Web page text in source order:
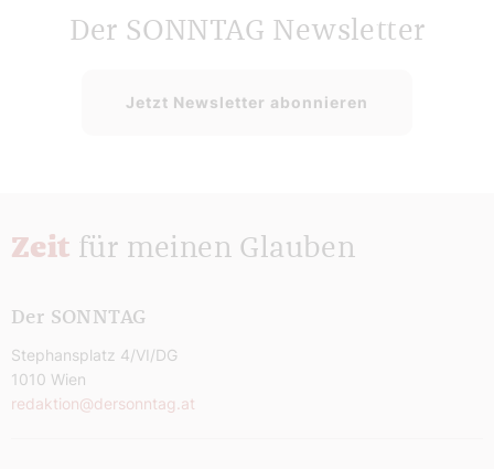
Der SONNTAG Newsletter
Jetzt Newsletter abonnieren
Zeit für meinen Glauben
Der SONNTAG
Stephansplatz 4/VI/DG
1010 Wien
redaktion@dersonntag.at